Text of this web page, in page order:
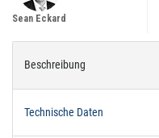
Sean Eckard
Beschreibung
Technische Daten